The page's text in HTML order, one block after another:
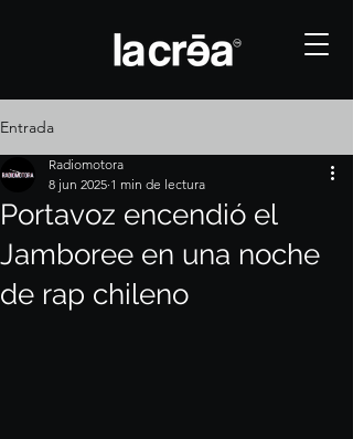
Entrada
Portavoz encendió el
Jamboree en una noche
de rap chileno
Radiomotora
8 jun 2025 1 min de lectura